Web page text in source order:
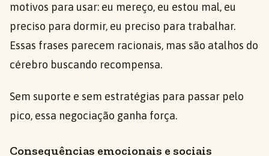
motivos para usar: eu mereço, eu estou mal, eu
preciso para dormir, eu preciso para trabalhar.
Essas frases parecem racionais, mas são atalhos do
cérebro buscando recompensa.
Sem suporte e sem estratégias para passar pelo
pico, essa negociação ganha força.
Consequências emocionais e sociais